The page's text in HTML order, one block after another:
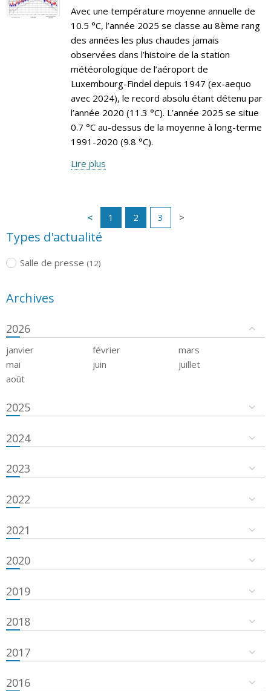
Avec une température moyenne annuelle de
10.5 °C, l’année 2025 se classe au 8ème rang
des années les plus chaudes jamais
observées dans l’histoire de la station
météorologique de l’aéroport de
Luxembourg-Findel depuis 1947 (ex-aequo
avec 2024), le record absolu étant détenu par
l’année 2020 (11.3 °C). L’année 2025 se situe
0.7 °C au-dessus de la moyenne à long-terme
1991-2020 (9.8 °C).
Lire plus
1 2 3
Types d'actualité
Salle de presse (12)
Archives
2026
janvier février
mars
mai
juin
juillet
août
2025
2024
2023
2022
2021
2020
2019
2018
2017
2016